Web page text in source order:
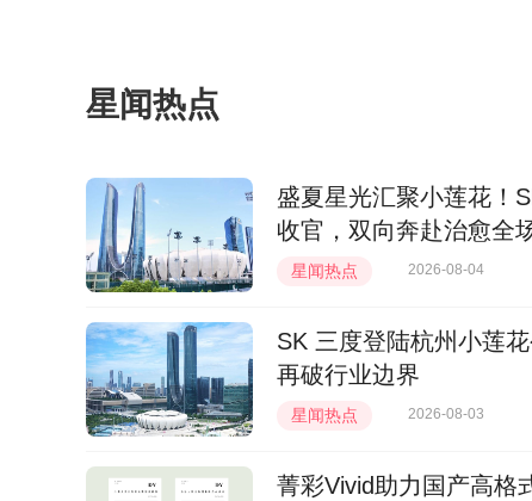
星闻热点
盛夏星光汇聚小莲花！
收官，双向奔赴治愈全
星闻热点 2026-08-04
SK 三度登陆杭州小莲
再破行业边界
星闻热点 2026-08-03
菁彩Vivid助力国产高格